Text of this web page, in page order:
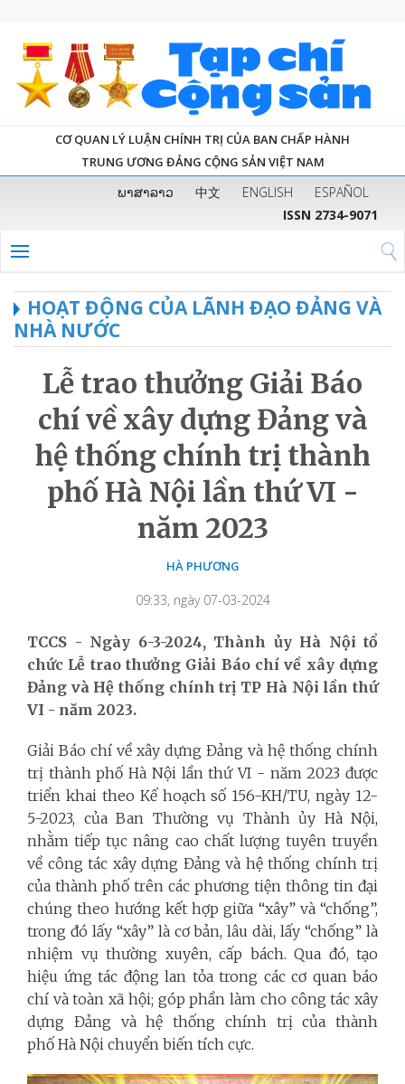
CƠ QUAN LÝ LUẬN CHÍNH TRỊ CỦA BAN CHẤP HÀNH
TRUNG ƯƠNG ĐẢNG CỘNG SẢN VIỆT NAM
ພາສາລາວ 中文 ENGLISH
ESPAÑOL
ISSN 2734-9071
HOẠT ĐỘNG CỦA LÃNH ĐẠO ĐẢNG VÀ
NHÀ NƯỚC
Lễ trao thưởng Giải Báo
chí về xây dựng Đảng và
hệ thống chính trị thành
phố Hà Nội lần thứ VI -
năm 2023
HÀ PHƯƠNG
09:33, ngày 07-03-2024
TCCS - Ngày 6-3-2024, Thành ủy Hà Nội tổ
chức Lễ trao thưởng Giải Báo chí về xây dựng
Đảng và Hệ thống chính trị TP Hà Nội lần thứ
VI - năm 2023.
Giải Báo chí về xây dựng Đảng và hệ thống chính
trị thành phố Hà Nội lần thứ VI - năm 2023 được
triển khai theo Kế hoạch số 156-KH/TU, ngày 12-
5-2023, của Ban Thường vụ Thành ủy Hà Nội,
nhằm tiếp tục nâng cao chất lượng tuyên truyền
về công tác xây dựng Đảng và hệ thống chính trị
của thành phố trên các phương tiện thông tin đại
chúng theo hướng kết hợp giữa “xây” và “chống”,
trong đó lấy “xây” là cơ bản, lâu dài, lấy “chống” là
nhiệm vụ thường xuyên, cấp bách. Qua đó, tạo
hiệu ứng tác động lan tỏa trong các cơ quan báo
chí và toàn xã hội; góp phần làm cho công tác xây
dựng Đảng và hệ thống chính trị của thành
phố Hà Nội chuyển biến tích cực.